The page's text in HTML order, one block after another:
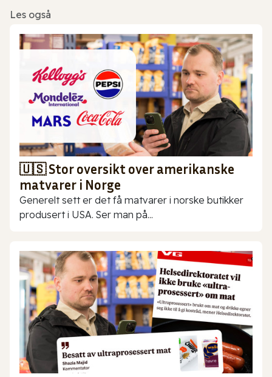
Les også
🇺🇸 Stor oversikt over amerikanske
matvarer i Norge
Generelt sett er det få matvarer i norske butikker
produsert i USA. Ser man på...